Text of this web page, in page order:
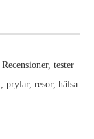
tester
prylar, resor, hälsa